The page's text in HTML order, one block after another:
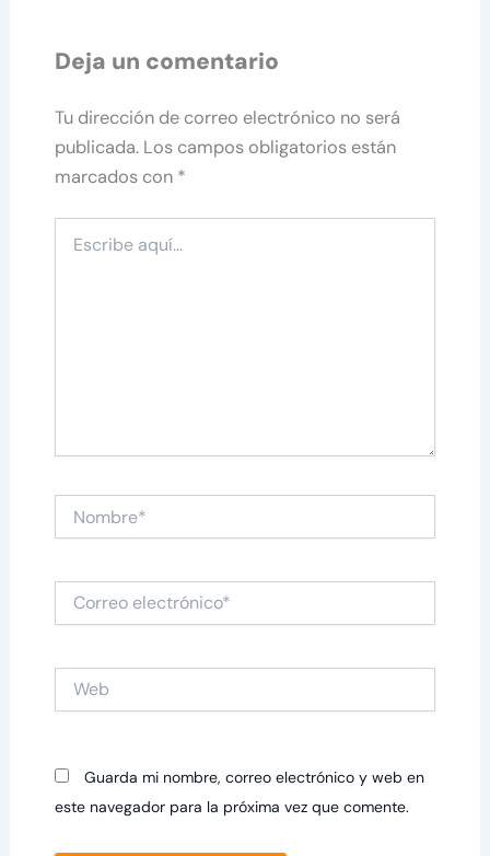
Deja un comentario
Tu dirección de correo electrónico no será
publicada. Los campos obligatorios están
marcados con *
aquí...
Correo
electrónico*
Guarda mi nombre, correo electrónico y web en
este navegador para la próxima vez que comente.